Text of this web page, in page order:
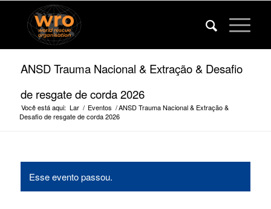
ANSD Trauma Nacional & Extração & Desafio
de resgate de corda 2026
Você está aqui: Lar / Eventos /ANSD Trauma Nacional & Extração &
Desafio de resgate de corda 2026
Esse evento passou.